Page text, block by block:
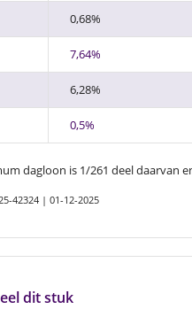
0,68%
7,64%
6,28%
0,5%
dagloon is 1/261 deel daarvan
42324 | 01-12-2025
dit stuk